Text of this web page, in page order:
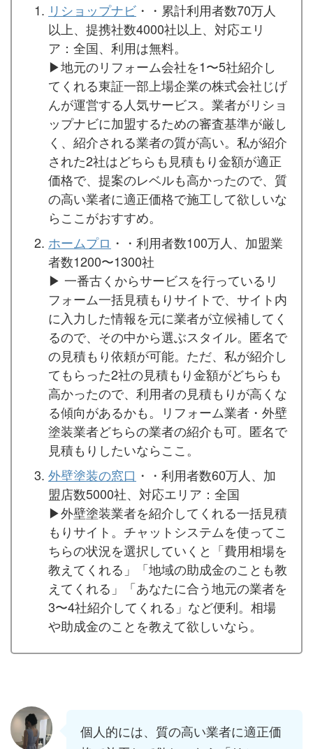
リショップナビ ・・累計利用者数70万人
以上、提携社数4000社以上、対応エリ
ア：全国、利用は無料。
▶︎地元のリフォーム会社を1〜5社紹介し
てくれる東証一部上場企業の株式会社じげ
んが運営する人気サービス。業者がリショ
ップナビに加盟するための審査基準が厳し
く、紹介される業者の質が高い。私が紹介
された2社はどちらも見積もり金額が適正
価格で、提案のレベルも高かったので、質
の高い業者に適正価格で施工して欲しいな
らここがおすすめ。
ホームプロ ・・利用者数100万人、加盟業
者数1200〜1300社
▶︎ 一番古くからサービスを行っているリ
フォーム一括見積もりサイトで、サイト内
に入力した情報を元に業者が立候補してく
るので、その中から選ぶスタイル。匿名で
の見積もり依頼が可能。ただ、私が紹介し
てもらった2社の見積もり金額がどちらも
高かったので、利用者の見積もりが高くな
る傾向があるかも。リフォーム業者・外壁
塗装業者どちらの業者の紹介も可。匿名で
見積もりしたいならここ。
外壁塗装の窓口 ・・利用者数60万人、加
盟店数5000社、対応エリア：全国
▶︎外壁塗装業者を紹介してくれる一括見積
もりサイト。チャットシステムを使ってこ
ちらの状況を選択していくと「費用相場を
教えてくれる」「地域の助成金のことも教
えてくれる」「あなたに合う地元の業者を
3〜4社紹介してくれる」など便利。相場
や助成金のことを教えて欲しいなら。
個人的には、質の高い業者に適正価